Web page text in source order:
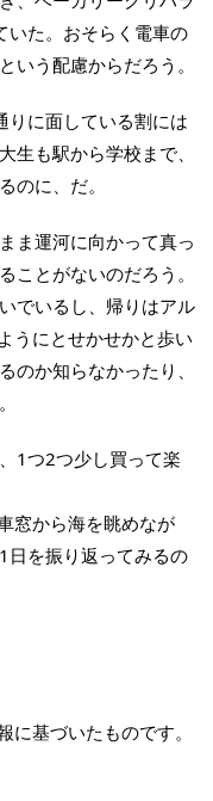
いた。おそらく電車の
いう配慮からだろう。
りに面している割には
生も駅から学校まで、
のに、だ。
ま運河に向かって真っ
ことがないのだろう。
でいるし、帰りはアル
うにとせかせかと歩い
のか知らなかったり、
1つ2つ少し買って楽
窓から海を眺めなが
日を振り返ってみるの
基づいたものです。